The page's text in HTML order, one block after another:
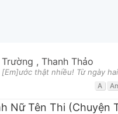
, Thanh Thảo
thật nhiều! Từ ngày
A
Nữ Tên Thi (Chuyện